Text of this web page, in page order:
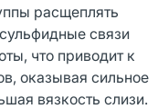
расщеплять
связи
что приводит к
оказывая сильное
вязкость слизи.